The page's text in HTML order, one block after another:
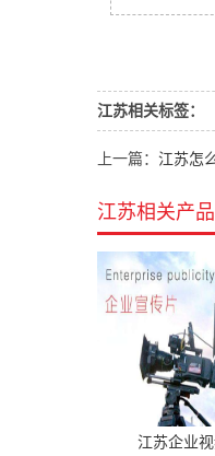
江苏相关标签：
上一篇： 江苏怎
江苏相关产品
江苏企业